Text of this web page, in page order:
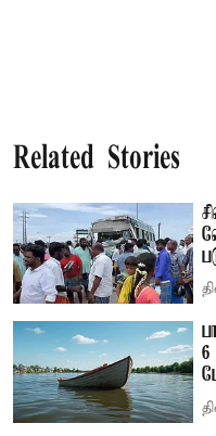
Related Stories
6